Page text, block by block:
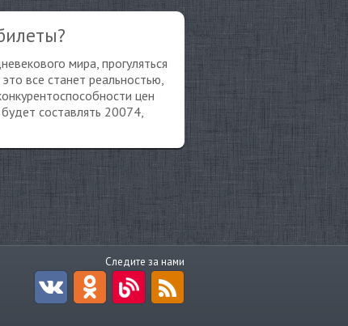
мира, прогуляться
все станет реальностью,
цен
составлять 20074,
Следите за нами